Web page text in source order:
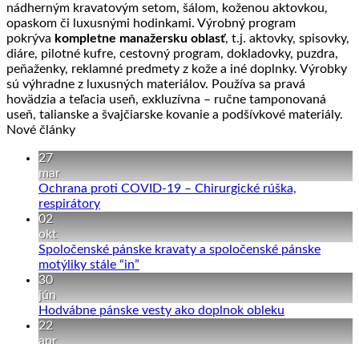
nádherným kravatovým setom, šálom, koženou aktovkou,
opaskom či luxusnými hodinkami. Výrobný program
pokrýva kompletne manažersku oblasť, t.j. aktovky, spisovky,
diáre, pilotné kufre, cestovný program, dokladovky, puzdra,
peňaženky, reklamné predmety z kože a iné doplnky. Výrobky
sú výhradne z luxusných materiálov. Používa sa pravá
hovädzia a teľacia useň, exkluzívna – ručne tamponovaná
useň, talianske a švajčiarske kovanie a podšívkové materiály.
Nové články
27
mar
Ochrana proti COVID-19 – Chirurgické rúška,
respirátoryŽiadne
Ochrana
proti
–
02
okt
Spoločenské pánske kravaty a spoločenské pánske
motýliky stále “in”
Spoločenské
30
jún
Hodvábne pánske vesty ako doplnok obleku
22
apr